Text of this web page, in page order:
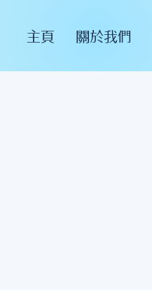
主頁 關於我們